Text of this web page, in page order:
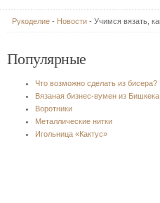
Рукоделие - Новости - Учимся вязать,
Популярные
Что возможно сделать из
Вязаная бизнес-вумен из Бишкека
Воротники
Металлические нитки
Игольница «Кактус»